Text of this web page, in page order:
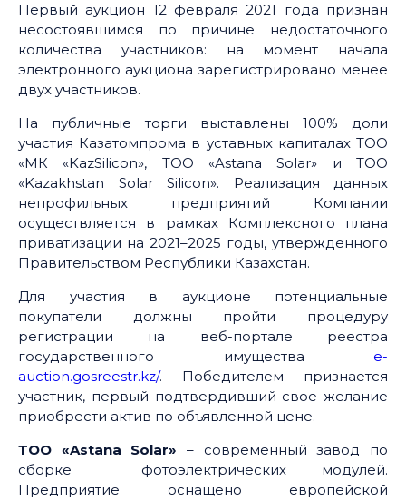
Первый аукцион 12 февраля 2021 года признан
несостоявшимся по причине недостаточного
количества участников: на момент начала
электронного аукциона зарегистрировано менее
двух участников.
На публичные торги выставлены 100% доли
участия Казатомпрома в уставных капиталах ТОО
«МК «KazSilicon», ТОО «Astana Solar» и ТОО
«Kazakhstan Solar Silicon». Реализация данных
непрофильных предприятий Компании
осуществляется в рамках Комплексного плана
приватизации на 2021–2025 годы, утвержденного
Правительством Реcпублики Казахстан.
Для участия в аукционе потенциальные
покупатели должны пройти процедуру
регистрации на веб-портале реестра
государственного имущества e-
auction.gosreestr.kz/. Победителем признается
участник, первый подтвердивший свое желание
приобрести актив по объявленной цене.
ТОО «Astana Solar» – современный завод по
сборке фотоэлектрических модулей.
Предприятие оснащено европейской